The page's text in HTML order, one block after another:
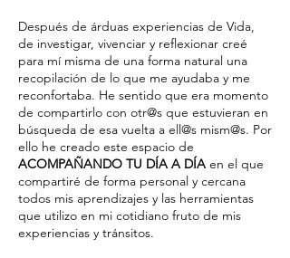
Después de árduas experiencias de Vida,
de investigar, vivenciar y reflexionar creé
para mí misma de una forma natural una
recopilación de lo que me ayudaba y me
reconfortaba. He sentido que era momento
de compartirlo con otr@s que estuvieran en
búsqueda de esa vuelta a ell@s mism@s. Por
ello he creado este espacio de
ACOMPAÑANDO TU DÍA A DÍA en el que
compartiré de forma personal y cercana
todos mis aprendizajes y las herramientas
que utilizo en mi cotidiano fruto de mis
experiencias y tránsitos.